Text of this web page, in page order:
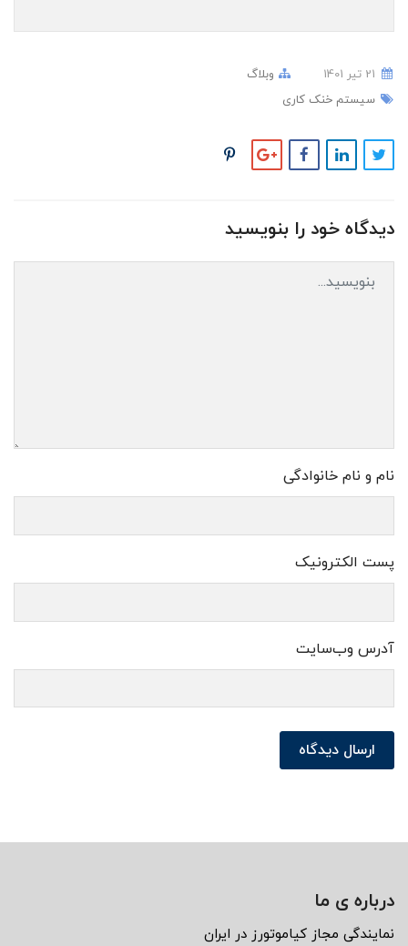
وبلاگ
سیستم خنک کاری
دیدگاه خود را بنویسید
نام و نام خانوادگی
پست الکترونیک
آدرس وب‌سایت
ارسال دیدگاه
درباره ی ما
نمايندگى مجاز كياموتورز در ايران